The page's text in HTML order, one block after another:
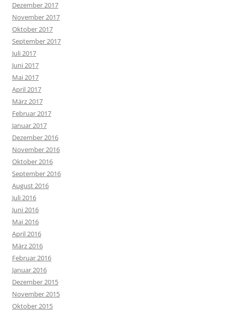
Dezember 2017
November 2017
Oktober 2017
September 2017
Juli 2017
Juni 2017
Mai 2017
April 2017
März 2017
Februar 2017
Januar 2017
Dezember 2016
November 2016
Oktober 2016
September 2016
August 2016
Juli 2016
Juni 2016
Mai 2016
April 2016
März 2016
Februar 2016
Januar 2016
Dezember 2015
November 2015
Oktober 2015